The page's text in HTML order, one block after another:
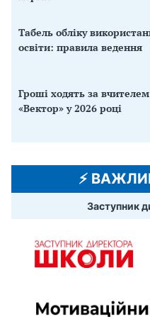
Табель обліку
освіти: правила ведення
Гроші ходять за
«Вектор» у 2026 році
⚡️
Заступник